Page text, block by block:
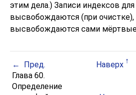
этим дела.) Записи индексов
высвобождаются (при очистке),
высвобождаются сами
Пред. Наверх
Глава 60.
Определение